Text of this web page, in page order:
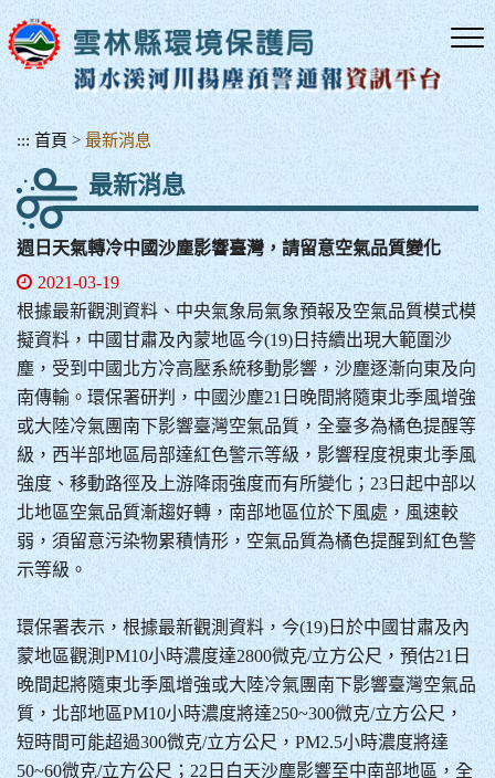
到
主
::: 首頁 > 最新消息
最新消息
週日天氣轉冷中國沙塵影響臺灣，請留意空氣品質變化
2021-03-19
根據最新觀測資料、中央氣象局氣象預報及空氣品質模式模
擬資料，中國甘肅及內蒙地區今(19)日持續出現大範圍沙
塵，受到中國北方冷高壓系統移動影響，沙塵逐漸向東及向
南傳輸。環保署研判，中國沙塵21日晚間將隨東北季風增強
或大陸冷氣團南下影響臺灣空氣品質，全臺多為橘色提醒等
級，西半部地區局部達紅色警示等級，影響程度視東北季風
強度、移動路徑及上游降雨強度而有所變化；23日起中部以
北地區空氣品質漸趨好轉，南部地區位於下風處，風速較
弱，須留意污染物累積情形，空氣品質為橘色提醒到紅色警
示等級。
環保署表示，根據最新觀測資料，今(19)日於中國甘肅及內
蒙地區觀測PM10小時濃度達2800微克/立方公尺，預估21日
晚間起將隨東北季風增強或大陸冷氣團南下影響臺灣空氣品
質，北部地區PM10小時濃度將達250~300微克/立方公尺，
短時間可能超過300微克/立方公尺，PM2.5小時濃度將達
50~60微克/立方公尺；22日白天沙塵影響至中南部地區，全